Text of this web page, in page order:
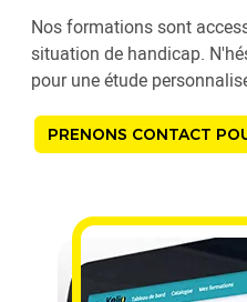
Nos formations sont
situation de handicap.
pour une étude
PRENONS CONTACT